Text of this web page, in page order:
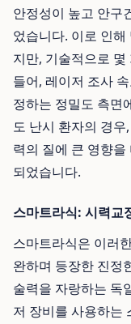
안정성이 높고 안구
었습니다. 이로 인
지만, 기술적으로
들어, 레이저 조사
정하는 정밀도 측면
도 난시 환자의 경
력의 질에 큰 영향
되었습니다.
스마트라식: 시력교
스마트라식은 이러
완하며 등장한 진정
술력을 자랑하는 독
저 장비를 사용하는